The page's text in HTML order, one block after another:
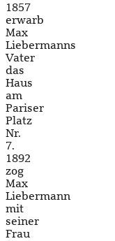
1857
erwarb
Max
Liebermanns
Vater
das
Haus
am
Pariser
Platz
Nr.
7.
1892
zog
Max
Liebermann
mit
seiner
Frau